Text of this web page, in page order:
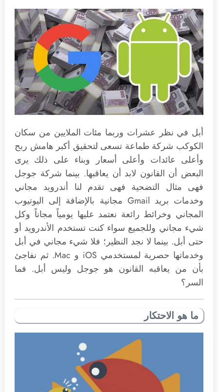
أبل في نظر عشرات وربما مئات الملايين من سكان
الكوكب شركة طماعة تسعى لتحقيق أكبر هامش ربح
وأعلى عائدات وأعلى أسعار وبناء على ذلك يرى
البعض أن القانون لابد أن يعاقبها. بينما شركة جوجل
فهى مثال التضحية فهى تقدم لنا أندرويد مجاني
وخدمات بريد Gmail مجانية بالإضافة إلى اليوتيوب
المجاني وخرائط رائعة نعتمد عليها يومياً مجاناً وكل
شيء مجاني وللجميع سواء كنت تستخدم الأندرويد أو
حتى أبل. بينما لا نجد النظير؛ فلا شيء مجاني في أبل
وخدماتها حصرية لمستخدمي iOS و Mac. ثم نفاجئ
بأن من يعاقبه القانون هو جوجل وليس أبل. فما
السر؟
ما هو الاحتكار